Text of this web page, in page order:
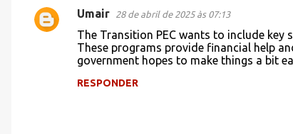
C
Umair 28 de abril de 2025 às 07:13
The Transition PEC wants to include key
These programs provide financial help
government hopes to make things a bit
RESPONDER